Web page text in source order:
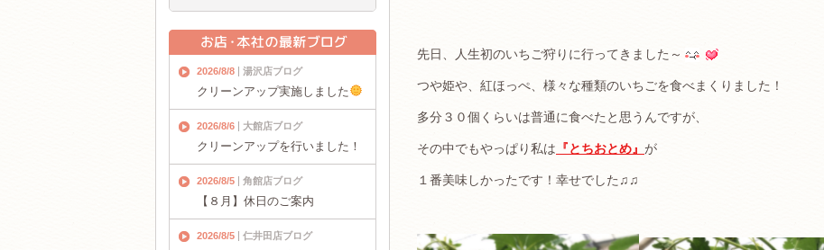
先日、人生初のいちご狩りに行ってきました～
つや姫や、紅ほっぺ、様々な種類のいちごを食べまくりました！
多分３０個くらいは普通に食べたと思うんですが、
その中でもやっぱり私は 『とちおとめ』 が
１番美味しかったです！幸せでした♫♫
2026/8/8 湯沢店ブログ
クリーンアップ実施しました
2026/8/6 大館店ブログ
クリーンアップを行いました！
2026/8/5 角館店ブログ
【８月】休日のご案内
2026/8/5 仁井田店ブログ